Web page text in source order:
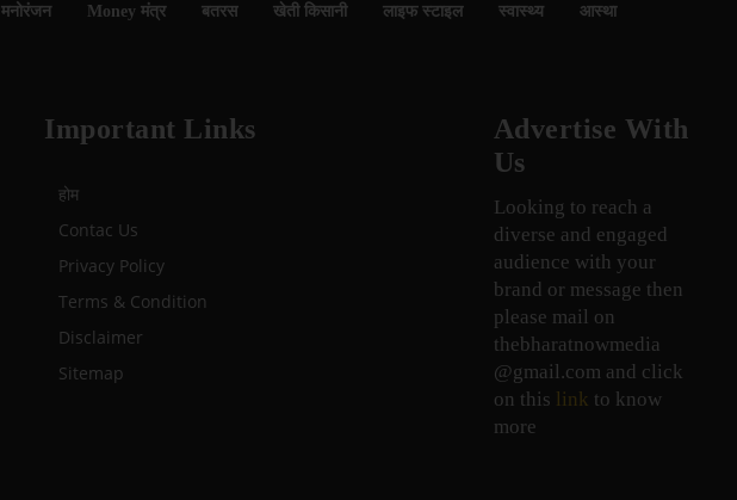
मनोरंजन Money मंत्र बतरस खेती किसानी लाइफ स्टाइल स्वास्थ्य
आस्था
Important Links
होम
Contac Us
Privacy Policy
Terms & Condition
Disclaimer
Sitemap
Advertise With
Us
Looking to reach a
diverse and engaged
audience with your
brand or message then
please mail on
thebharatnowmedia
@gmail.com and click
on this link to know
more